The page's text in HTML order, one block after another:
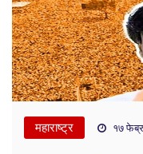
महाराष्ट्र १७